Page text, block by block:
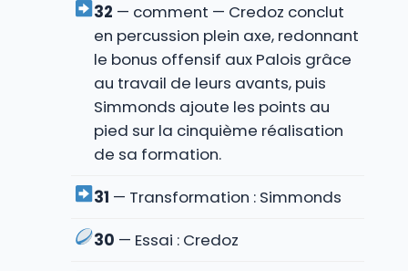
32 — comment — Credoz conclut
en percussion plein axe, redonnant
le bonus offensif aux Palois grâce
au travail de leurs avants, puis
Simmonds ajoute les points au
pied sur la cinquième réalisation
de sa formation.
31 — Transformation : Simmonds
30 — Essai : Credoz